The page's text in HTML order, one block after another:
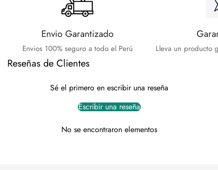
Envio Garantizado
Envios 100% seguro a todo el Perú Lleva un producto
Reseñas de Clientes
Sé el primero en escribir una reseña
Escribir una reseña
No se encontraron elementos